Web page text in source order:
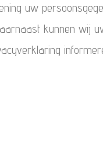
uw
kunnen wij